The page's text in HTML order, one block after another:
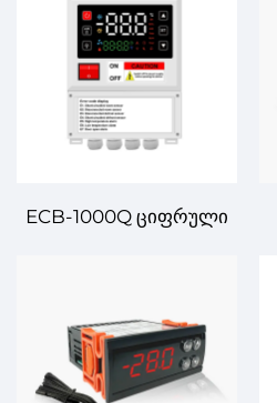
ECB-1000Q ციფრული
ინდუსტრიული და
კომერციული
გამოყენებისთვის